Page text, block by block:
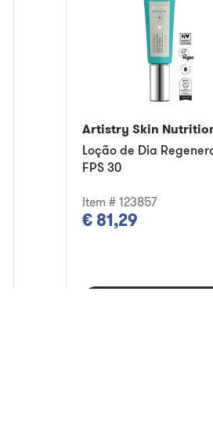
Artistry Skin
Loção de Dia
FPS 30
Item # 123857
€ 81,29